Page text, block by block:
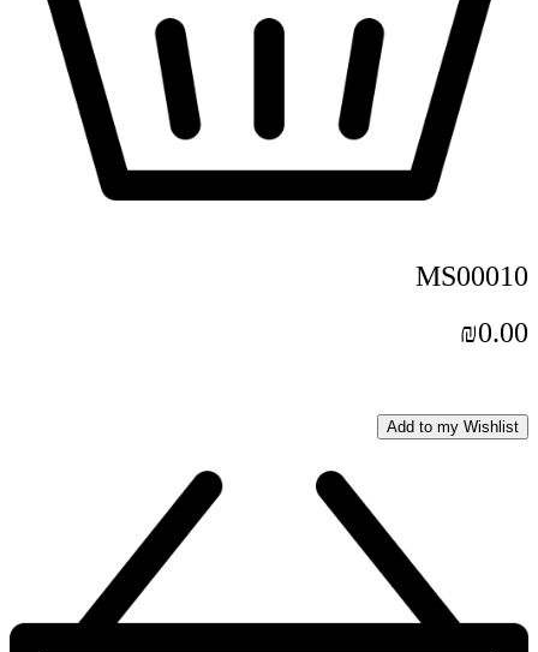
MS00010
₪0.00
Add to my Wishlist